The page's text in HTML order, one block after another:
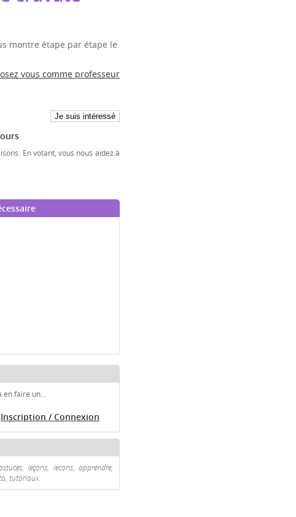
montre étape par étape le
vous comme professeur
En votant, vous nous aidez à
en faire un...
Inscription / Connexion
leçons, lecons, apprendre,
tutoriaux.